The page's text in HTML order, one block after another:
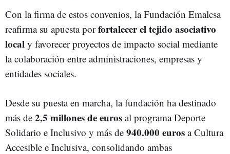
Con la firma de estos convenios, la Fundación Emalcsa
reafirma su apuesta porfortalecer el tejido asociativo
local y favorecer proyectos de impacto social mediante
la colaboración entre administraciones, empresas y
entidades sociales.
Desde su puesta en marcha, la fundación ha destinado
más de 2,5 millones de euros al programa Deporte
Solidario e Inclusivo y más de 940.000 euros a Cultura
Accesible e Inclusiva, consolidando ambas